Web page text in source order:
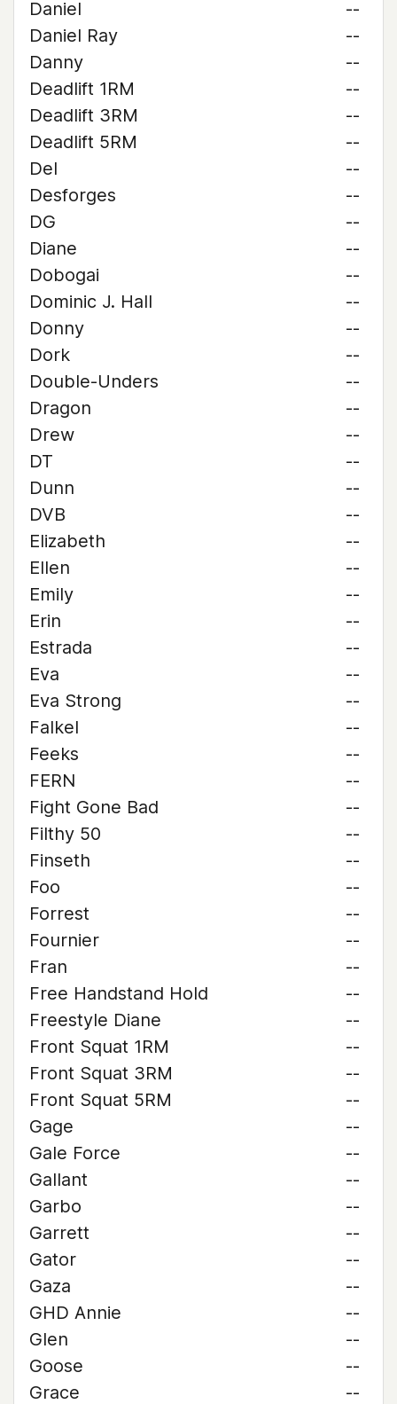
Daniel
--
Daniel Ray
--
Danny
--
Deadlift 1RM
--
Deadlift 3RM
--
Deadlift 5RM
--
Del
--
Desforges
--
DG
--
Diane
--
Dobogai
--
Dominic J. Hall
--
Donny
--
Dork
--
Double-Unders
--
Dragon
--
Drew
--
DT
--
Dunn
--
DVB
--
Elizabeth
--
Ellen
--
Emily
--
Erin
--
Estrada
--
Eva
--
Eva Strong
--
Falkel
--
Feeks
--
FERN
--
Fight Gone Bad
--
Filthy 50
--
Finseth
--
Foo
--
Forrest
--
Fournier
--
Fran
--
Free Handstand Hold
--
Freestyle Diane
--
Front Squat 1RM
--
Front Squat 3RM
--
Front Squat 5RM
--
Gage
--
Gale Force
--
Gallant
--
Garbo
--
Garrett
--
Gator
--
Gaza
--
GHD Annie
--
Glen
--
Goose
--
Grace
--